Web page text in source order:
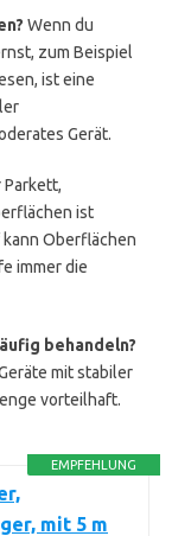
Wenn du
zum Beispiel
ist eine
Gerät.
Parkett,
ist
Oberflächen
immer die
behandeln?
mit stabiler
vorteilhaft.
EMPFEHLUNG
mit 5 m